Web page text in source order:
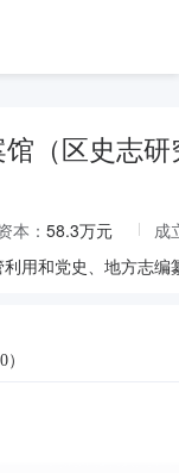
（区史志研
本： 58.3万元
成
用和党史、地方志编
）